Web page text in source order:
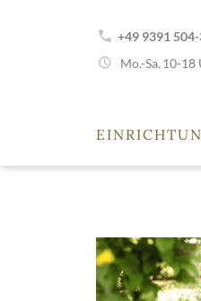
+49 9391
Mo.-Sa. 10-18